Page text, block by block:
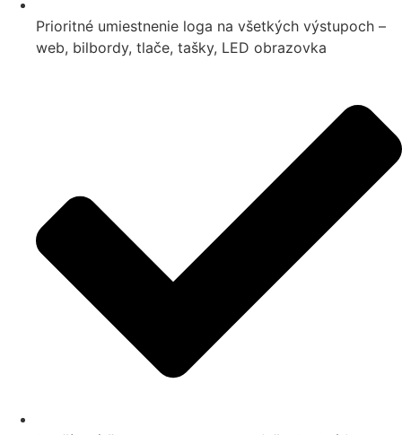
Prioritné umiestnenie loga na všetkých výstupoch –
web, bilbordy, tlače, tašky, LED obrazovka